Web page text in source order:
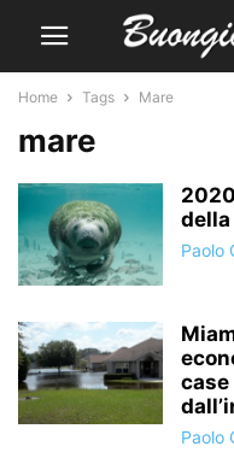
Home Tags Mare
mare
della
Paolo
Paolo